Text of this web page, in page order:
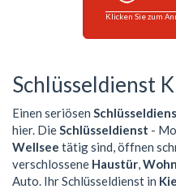
Klicken Sie zum
Schlüsseldienst
Einen seriösen
hier. DieSchlüsseldienst -
Wellsee tätig sind, öffnen
verschlossene Haustür,
Auto. Ihr Schlüsseldienst in